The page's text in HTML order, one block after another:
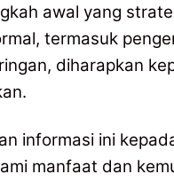
awal yang
termasuk
diharapkan
informasi ini
manfaat dan